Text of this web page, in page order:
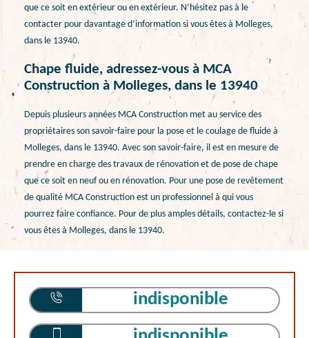
que ce soit en extérieur ou en extérieur. N’hésitez pas à le
contacter pour davantage d’information si vous êtes à Molleges,
dans le 13940.
Chape fluide, adressez-vous à MCA
Construction à Molleges, dans le 13940
Depuis plusieurs années MCA Construction met au service des
propriétaires son savoir-faire pour la pose et le coulage de fluide à
Molleges, dans le 13940. Avec son savoir-faire, il est en mesure de
prendre en charge des travaux de rénovation et de pose de chape
que ce soit en neuf ou en rénovation. Pour une pose de revêtement
de qualité MCA Construction est un professionnel à qui vous
pourrez faire confiance. Pour de plus amples détails, contactez-le si
vous êtes à Molleges, dans le 13940.
indisponible